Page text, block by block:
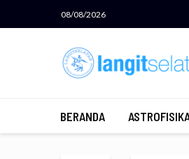
08/08/2026
BERANDA